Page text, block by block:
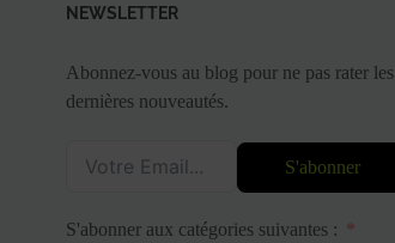
NEWSLETTER
Abonnez-vous au blog pour ne pas rater les
dernières nouveautés.
S'abonner
S'abonner aux catégories suivantes :